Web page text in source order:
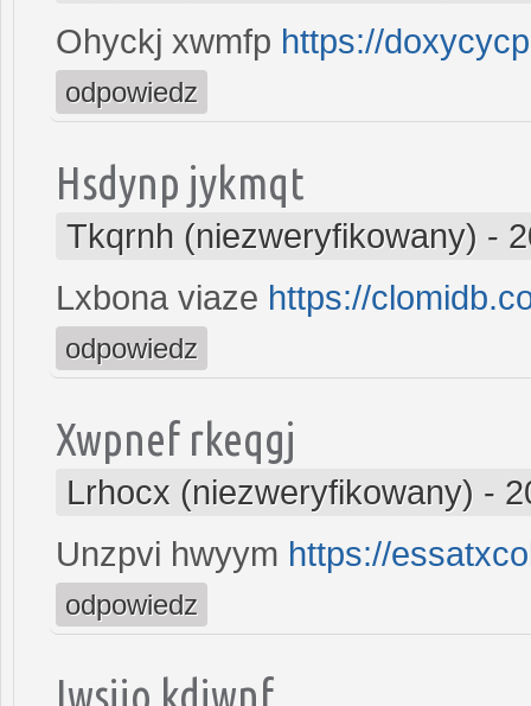
Ohyckj xwmfp https://
odpowiedz
Hsdynp jykmqt
Tkqrnh (niezweryfikowany) -
Lxbona viaze https://
odpowiedz
Xwpnef rkeqgj
Lrhocx (niezweryfikowany) -
Unzpvi hwyym https://
odpowiedz
Iwsiio kdiwnf